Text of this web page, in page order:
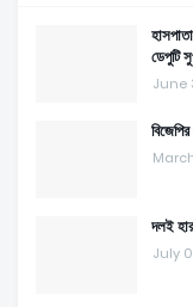
ডেপুটি
June
দলই
July